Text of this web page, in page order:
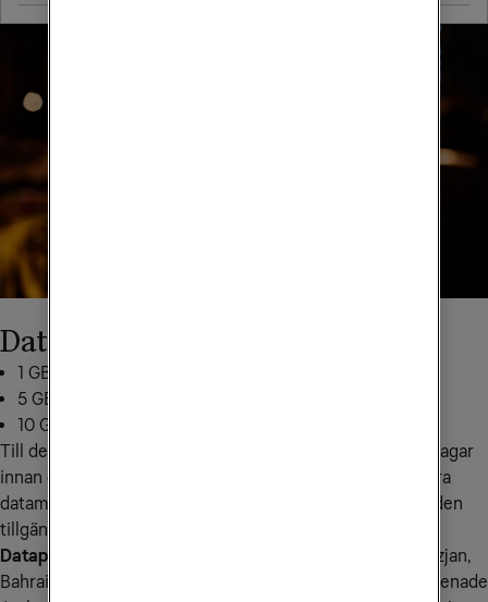
Datapaket till Asien
1 GB för 199 kr: skicka
5 GB för 349 kr: skicka
10 GB för 499 kr: skicka
Till det här landet kan du köpa till mobildata tidigast 30 dagar
innan du vill använda den. När du börjar använda den extra
datamängden i den region du befinner dig i är datamängden
tillgänglig i 14 dagar.
Datapaketet gäller i följande länder:
Armenien, Azerbajdzjan,
Bahrain, Bangladesh, Brunei Darussalam, Filippinerna, Förenade